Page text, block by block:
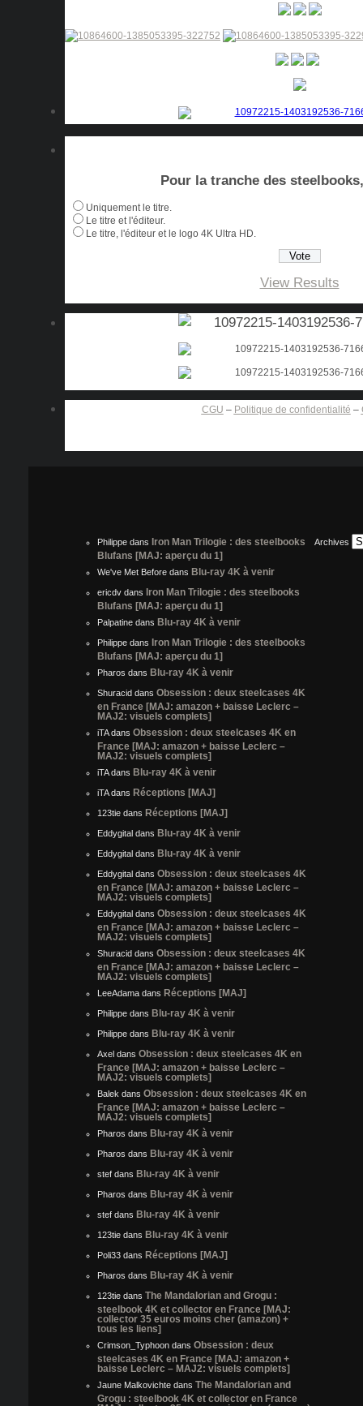
Pour la tranche des
Uniquement le titre.
Le titre et l'éditeur.
Le titre, l'éditeur et le logo 4K Ultra HD.
View Results
CGU – Politique de confidentialité –
Philippe dans Iron Man Trilogie : des steelbooks
Blufans [MAJ: aperçu du 1]
We've Met Before dans Blu-ray 4K à venir
ericdv dans Iron Man Trilogie : des steelbooks
Blufans [MAJ: aperçu du 1]
Palpatine dans Blu-ray 4K à venir
Philippe dans Iron Man Trilogie : des steelbooks
Blufans [MAJ: aperçu du 1]
Pharos dans Blu-ray 4K à venir
Shuracid dans Obsession : deux steelcases 4K
en France [MAJ: amazon + baisse Leclerc –
MAJ2: visuels complets]
iTAdans Obsession : deux steelcases 4K en
France [MAJ: amazon + baisse Leclerc –
MAJ2: visuels complets]
iTAdans Blu-ray 4K à venir
iTAdans Réceptions [MAJ]
123tie dans Réceptions [MAJ]
Eddygital dans Blu-ray 4K à venir
Eddygital dans Blu-ray 4K à venir
Eddygital dans Obsession : deux steelcases 4K
en France [MAJ: amazon + baisse Leclerc –
MAJ2: visuels complets]
Eddygital dans Obsession : deux steelcases 4K
en France [MAJ: amazon + baisse Leclerc –
MAJ2: visuels complets]
Shuracid dans Obsession : deux steelcases 4K
en France [MAJ: amazon + baisse Leclerc –
MAJ2: visuels complets]
LeeAdama dans Réceptions [MAJ]
Philippe dans Blu-ray 4K à venir
Philippe dans Blu-ray 4K à venir
Axel dans Obsession : deux steelcases 4K en
France [MAJ: amazon + baisse Leclerc –
MAJ2: visuels complets]
Balek dans Obsession : deux steelcases 4K en
France [MAJ: amazon + baisse Leclerc –
MAJ2: visuels complets]
Pharos dans Blu-ray 4K à venir
Pharos dans Blu-ray 4K à venir
stef dans Blu-ray 4K à venir
Pharos dans Blu-ray 4K à venir
stef dans Blu-ray 4K à venir
123tie dans Blu-ray 4K à venir
Poli33 dans Réceptions [MAJ]
Pharos dans Blu-ray 4K à venir
123tie dans The Mandalorian and Grogu :
steelbook 4K et collector en France [MAJ:
collector 35 euros moins cher (amazon) +
tous les liens]
Crimson_Typhoon dans Obsession : deux
steelcases 4K en France [MAJ: amazon +
baisse Leclerc – MAJ2: visuels complets]
Jaune Malkovichte dans The Mandalorian and
Grogu : steelbook 4K et collector en France
Archives